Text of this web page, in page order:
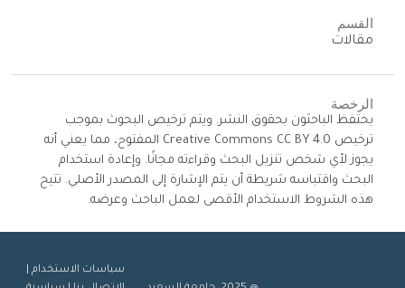
القسم
مقالات
الرخصة
يحتفظ الباحثون بحقوق النشر. ويتم ترخيص البحوث بموجب
ترخيص Creative Commons CC BY 4.0 المفتوح، مما يعني أنه
يجوز لأي شخص تنزيل البحث وقراءته مجانًا. وإعادة استخدام
البحث واقتباسه شريطة أن يتم الإشارة إلى المصدر الأصلي. تتيح
هذه الشروط الاستخدام الأقصى لعمل الباحث وعرضه.
سياسات الاستخدام